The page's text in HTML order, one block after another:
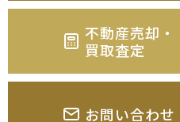
不動産売却・
買取査定
お問い合わせ